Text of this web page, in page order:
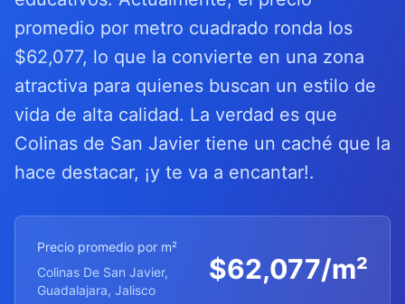
promedio por metro cuadrado ronda los
$62,077, lo que la convierte en una zona
atractiva para quienes buscan un estilo de
vida de alta calidad. La verdad es que
Colinas de San Javier tiene un caché que la
hace destacar, ¡y te va a encantar!.
Precio promedio por m²
Colinas De San Javier,
Guadalajara, Jalisco
$62,077/m²